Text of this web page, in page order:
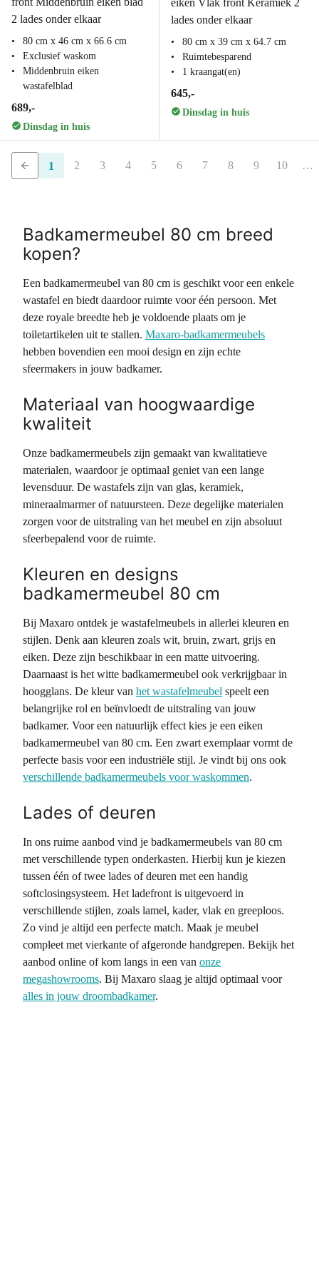
2 lades onder elkaar
80 cm x 46 cm x 66.6 cm
Exclusief waskom
Middenbruin eiken
wastafelblad
689,-
Dinsdag in huis
eiken Vlak front Keramiek 2
lades onder elkaar
80 cm x 39 cm x 64.7 cm
Ruimtebesparend
1 kraangat(en)
645,-
Dinsdag in huis
1 2 3 4 5 6 7 8 9 10 …
Badkamermeubel 80 cm breed
kopen?
Een badkamermeubel van 80 cm is geschikt voor een enkele
wastafel en biedt daardoor ruimte voor één persoon. Met
deze royale breedte heb je voldoende plaats om je
toiletartikelen uit te stallen. Maxaro-badkamermeubels
hebben bovendien een mooi design en zijn echte
sfeermakers in jouw badkamer.
Materiaal van hoogwaardige
kwaliteit
Onze badkamermeubels zijn gemaakt van kwalitatieve
materialen, waardoor je optimaal geniet van een lange
levensduur. De wastafels zijn van glas, keramiek,
mineraalmarmer of natuursteen. Deze degelijke materialen
zorgen voor de uitstraling van het meubel en zijn absoluut
sfeerbepalend voor de ruimte.
Kleuren en designs
badkamermeubel 80 cm
Bij Maxaro ontdek je wastafelmeubels in allerlei kleuren en
stijlen. Denk aan kleuren zoals wit, bruin, zwart, grijs en
eiken. Deze zijn beschikbaar in een matte uitvoering.
Daarnaast is het witte badkamermeubel ook verkrijgbaar in
hoogglans. De kleur van het wastafelmeubel speelt een
belangrijke rol en beïnvloedt de uitstraling van jouw
badkamer. Voor een natuurlijk effect kies je een eiken
badkamermeubel van 80 cm. Een zwart exemplaar vormt de
perfecte basis voor een industriële stijl. Je vindt bij ons ook
verschillende badkamermeubels voor waskommen.
Lades of deuren
In ons ruime aanbod vind je badkamermeubels van 80 cm
met verschillende typen onderkasten. Hierbij kun je kiezen
tussen één of twee lades of deuren met een handig
softclosingsysteem. Het ladefront is uitgevoerd in
verschillende stijlen, zoals lamel, kader, vlak en greeploos.
Zo vind je altijd een perfecte match. Maak je meubel
compleet met vierkante of afgeronde handgrepen. Bekijk het
aanbod online of kom langs in een van onze
megashowrooms. Bij Maxaro slaag je altijd optimaal voor
alles in jouw droombadkamer.